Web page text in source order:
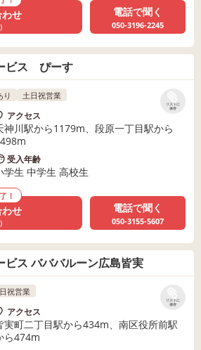
せ 電話で聞く
050-3196-2245
ビス ぴーす
リストに
保存
り 土日祝営業
アクセス
神川駅から1179m、段原一丁目駅から
受入年齢
学生 中学生 高校生
！
せ 電話で聞く
050-3155-5607
ビス バババルーン広島皆実
リストに
保存
祝営業
アクセス
実町二丁目駅から434m、南区役所前駅
ら474m